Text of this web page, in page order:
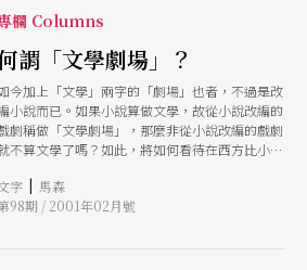
欄 Columns
謂「文學劇場」？
今加上「文學」兩字的「劇場」也者，不過是改
小說而已。如果小說算做文學，故從小說改編的
劇稱做「文學劇場」，那麼非從小說改編的戲劇
不算文學了嗎？如此，將如何看待在西方比小說
所撰寫的劇作又該如何稱呼？
字 | 馬森
98期 / 2001年02月號